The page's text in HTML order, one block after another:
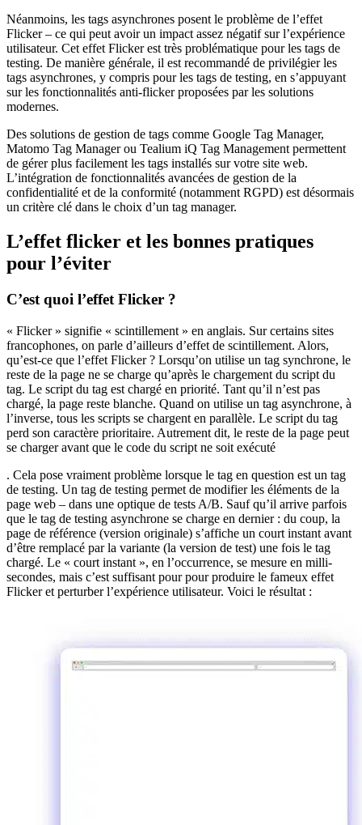
Néanmoins, les tags asynchrones posent le problème de l’effet
Flicker – ce qui peut avoir un impact assez négatif sur l’expérience
utilisateur. Cet effet Flicker est très problématique pour les tags de
testing. De manière générale, il est recommandé de privilégier les
tags asynchrones, y compris pour les tags de testing, en s’appuyant
sur les fonctionnalités anti-flicker proposées par les solutions
modernes.
Des solutions de gestion de tags comme Google Tag Manager,
Matomo Tag Manager ou Tealium iQ Tag Management permettent
de gérer plus facilement les tags installés sur votre site web.
L’intégration de fonctionnalités avancées de gestion de la
confidentialité et de la conformité (notamment RGPD) est désormais
un critère clé dans le choix d’un tag manager.
L’effet flicker et les bonnes pratiques
pour l’éviter
C’est quoi l’effet Flicker ?
« Flicker » signifie « scintillement » en anglais. Sur certains sites
francophones, on parle d’ailleurs d’effet de scintillement. Alors,
qu’est-ce que l’effet Flicker ? Lorsqu’on utilise un tag synchrone, le
reste de la page ne se charge qu’après le chargement du script du
tag. Le script du tag est chargé en priorité. Tant qu’il n’est pas
chargé, la page reste blanche. Quand on utilise un tag asynchrone, à
l’inverse, tous les scripts se chargent en parallèle. Le script du tag
perd son caractère prioritaire. Autrement dit, le reste de la page peut
se charger avant que le code du script ne soit exécuté
. Cela pose vraiment problème lorsque le tag en question est un tag
de testing. Un tag de testing permet de modifier les éléments de la
page web – dans une optique de tests A/B. Sauf qu’il arrive parfois
que le tag de testing asynchrone se charge en dernier : du coup, la
page de référence (version originale) s’affiche un court instant avant
d’être remplacé par la variante (la version de test) une fois le tag
chargé. Le « court instant », en l’occurrence, se mesure en milli-
secondes, mais c’est suffisant pour pour produire le fameux effet
Flicker et perturber l’expérience utilisateur. Voici le résultat :